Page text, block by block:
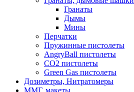
Гранаты
Дымы
Мины
Перчатки
Пружинные пистолеты
AngryBall пистолеты
CO2 пистолеты
Green Gas пистолеты
Дозиметры, Нитратомеры
ММГ, макеты